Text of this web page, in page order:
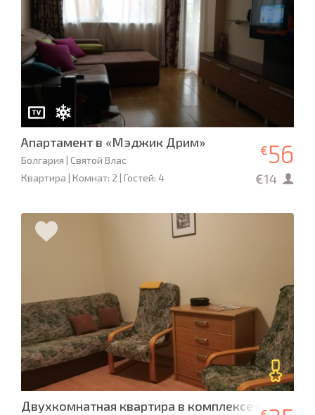
Апартамент в «Мэджик Дрим»
Болгария | Святой Влас
Квартира | Комнат: 2 | Гостей: 4
€56
€14
Двухкомнатная квартира в комплексе Fort